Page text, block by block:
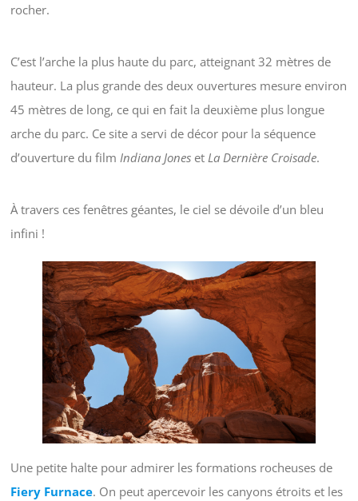
rocher.
C’est l’arche la plus haute du parc, atteignant 32 mètres de
hauteur. La plus grande des deux ouvertures mesure environ
45 mètres de long, ce qui en fait la deuxième plus longue
arche du parc. Ce site a servi de décor pour la séquence
d’ouverture du film Indiana Joneset La Dernière Croisade.
À travers ces fenêtres géantes, le ciel se dévoile d’un bleu
infini !
Une petite halte pour admirer les formations rocheuses de
Fiery Furnace. On peut apercevoir les canyons étroits et les